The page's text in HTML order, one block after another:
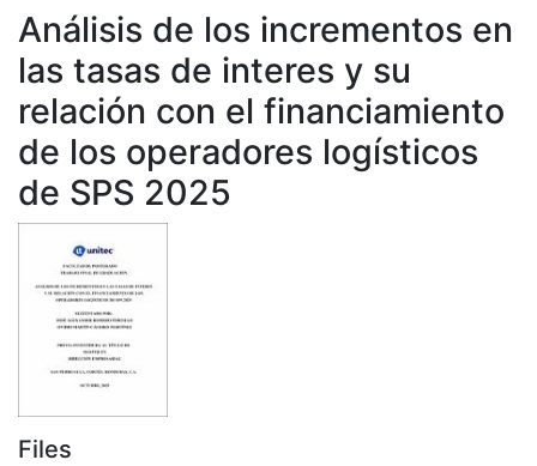
All of DSpace
Statistics
Análisis de los incrementos en
las tasas de interes y su
relación con el financiamiento
de los operadores logísticos
de SPS 2025
Files